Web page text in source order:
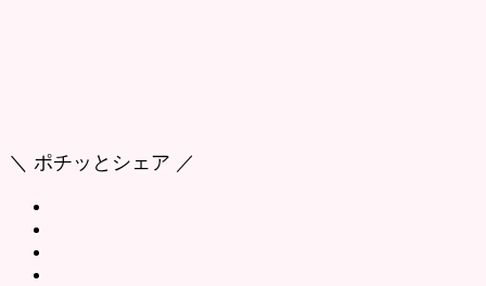
＼ ポチッとシェア ／